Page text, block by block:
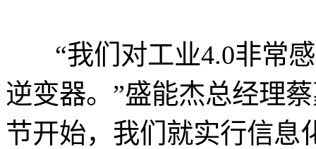
“我们对工业4.0非常
逆变器。”盛能杰总经理
节开始，我们就实行信息